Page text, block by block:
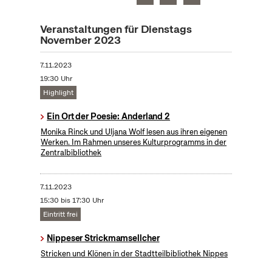
Veranstaltungen für Dienstags
November 2023
7.11.2023
19:30 Uhr
Highlight
Ein Ort der Poesie: Anderland 2
Monika Rinck und Uljana Wolf lesen aus ihren eigenen
Werken. Im Rahmen unseres Kulturprogramms in der
Zentralbibliothek
7.11.2023
15:30 bis 17:30 Uhr
Eintritt frei
Nippeser Strickmamsellcher
Stricken und Klönen in der Stadtteilbibliothek Nippes